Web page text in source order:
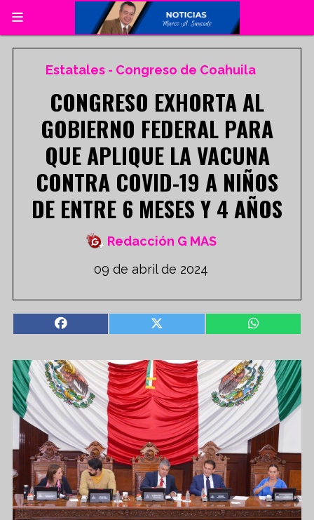
CONGRESO EXHORTA AL
GOBIERNO FEDERAL PARA
QUE APLIQUE LA VACUNA
CONTRA COVID-19 A NIÑOS
DE ENTRE 6 MESES Y 4 AÑOS
Estatales - Congreso de Coahuila
09 de abril de 2024
Redacción G MAS